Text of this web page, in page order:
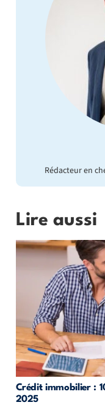
Rédacteur en
Lire aussi
Crédit immobilier :
2025